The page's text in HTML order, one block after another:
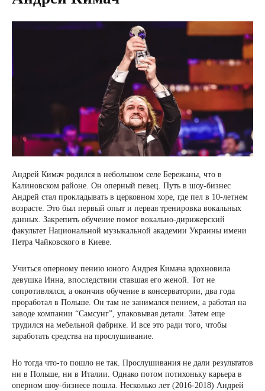
Андрей Кимач родился в небольшом селе Бережаны, что в
Калиновском районе. Он оперный певец. Путь в шоу-бизнес
Андрей стал прокладывать в церковном хоре, где пел в 10-летнем
возрасте. Это был первый опыт и первая тренировка вокальных
данных. Закрепить обучение помог вокально-дирижерский
факультет Национальной музыкальной академии Украины имени
Петра Чайковского в Киеве.
Учиться оперному пению юного Андрея Кимача вдохновила
девушка Инна, впоследствии ставшая его женой. Тот не
сопротивлялся, а окончив обучение в консерватории, два года
проработал в Польше. Он там не занимался пением, а работал на
заводе компании “Самсунг”, упаковывая детали. Затем еще
трудился на мебельной фабрике. И все это ради того, чтобы
заработать средства на прослушивание.
Но тогда что-то пошло не так. Прослушивания не дали результатов
ни в Польше, ни в Италии. Однако потом потихоньку карьера в
оперном шоу-бизнесе пошла. Несколько лет (2016-2018) Андрей